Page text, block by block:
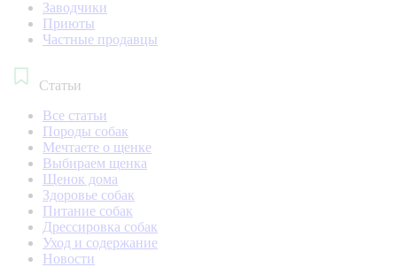
Заводчики
Приюты
Частные продавцы
Статьи
Все статьи
Породы собак
Мечтаете о щенке
Выбираем щенка
Щенок дома
Здоровье собак
Питание собак
Дрессировка собак
Уход и содержание
Новости